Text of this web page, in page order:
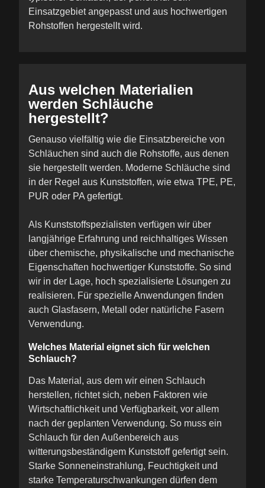
Einsatzgebiet angepasst und aus hochwertigen
Rohstoffen hergestellt wird.
Aus welchen Materialien
werden Schläuche
hergestellt?
Genauso vielfältig wie die Einsatzbereiche von
Schläuchen sind auch die Rohstoffe, aus denen
sie hergestellt werden. Moderne Schläuche sind
in der Regel aus Kunststoffen, wie etwa TPE, PE,
PUR oder PA gefertigt.
Als Kunststoffspezialisten verfügen wir über
langjährige Erfahrung und reichhaltiges Wissen
über chemische, physikalische und mechanische
Eigenschaften hochwertiger Kunststoffe. So sind
wir in der Lage, hoch spezialisierte Lösungen zu
realisieren. Für spezielle Anwendungen finden
auch Glasfasern, Metall oder natürliche Fasern
Verwendung.
Welches Material eignet sich für welchen
Schlauch?
Das Material, aus dem wir einen Schlauch
herstellen, richtet sich, neben Faktoren wie
Wirtschaftlichkeit und Verfügbarkeit, vor allem
nach der geplanten Verwendung. So muss ein
Schlauch für den Außenbereich aus
witterungsbeständigem Kunststoff gefertigt sein.
Starke Sonneneinstrahlung, Feuchtigkeit und
starke Temperaturschwankungen dürfen dem